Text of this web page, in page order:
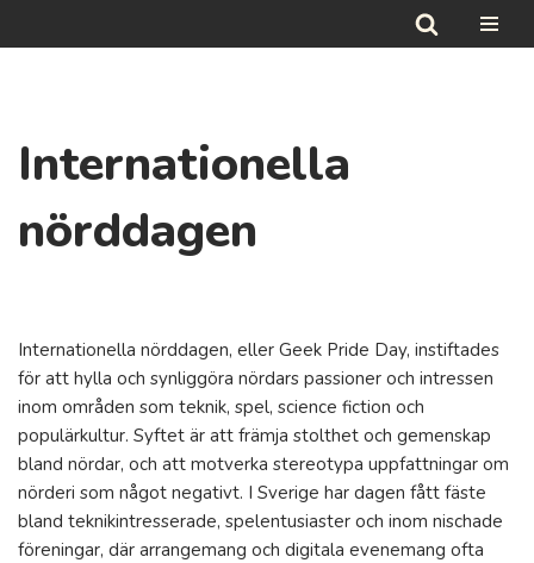
Internationella
nörddagen
Internationella nörddagen, eller Geek Pride Day, instiftades
för att hylla och synliggöra nördars passioner och intressen
inom områden som teknik, spel, science fiction och
populärkultur. Syftet är att främja stolthet och gemenskap
bland nördar, och att motverka stereotypa uppfattningar om
nörderi som något negativt. I Sverige har dagen fått fäste
bland teknikintresserade, spelentusiaster och inom nischade
föreningar, där arrangemang och digitala evenemang ofta